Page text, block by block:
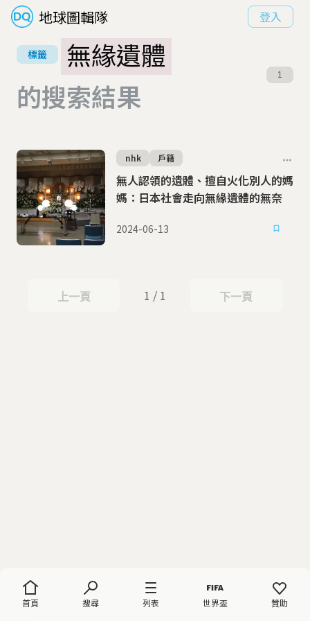
地球圖輯隊 登入
首頁 搜尋 列表 世界盃 贊助
標籤
無緣遺體
的搜索結果
1
無人認領的遺體、擅自火化別人的媽
媽：日本社會走向無緣遺體的無奈
nhk 戶籍
2024-06-13
上一頁
上一頁 1 / 1 下一頁
下一頁